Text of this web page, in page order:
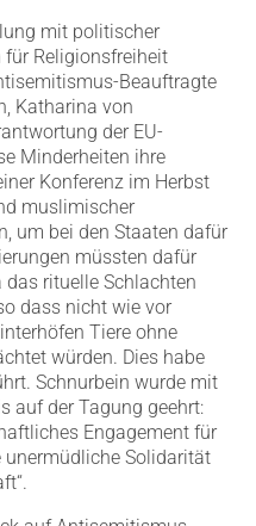
mit politischer
für Religionsfreiheit
Beauftragte
Katharina von
der EU-
Minderheiten ihre
Konferenz im Herbst
muslimischer
um bei den Staaten dafür
müssten dafür
rituelle Schlachten
dass nicht wie vor
Tiere ohne
würden. Dies habe
Schnurbein wurde mit
auf der Tagung geehrt:
Engagement für
unermüdliche Solidarität